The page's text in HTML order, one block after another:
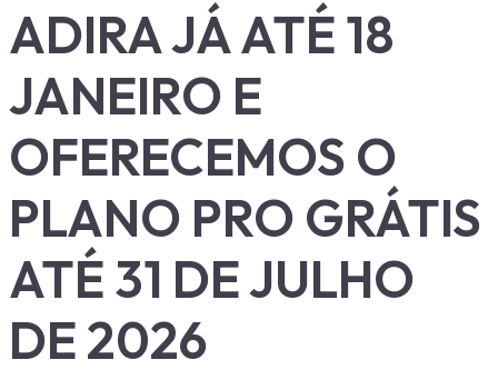
ADIRA JÁ ATÉ 18
JANEIRO E
OFERECEMOS O
PLANO PRO GRÁTIS
ATÉ 31 DE JULHO
DE 2026